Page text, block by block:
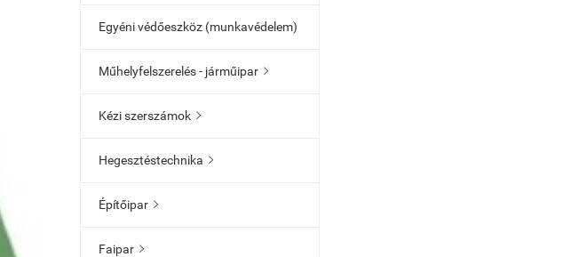
Egyéni védőeszköz (munkavédelem)
Műhelyfelszerelés - járműipar 
Kézi szerszámok 
Hegesztéstechnika 
Építőipar 
Faipar 